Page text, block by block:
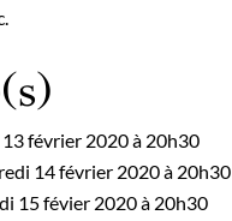
13 février 2020 à 20h30
14 février 2020 à 20h30
15 févier 2020 à 20h30